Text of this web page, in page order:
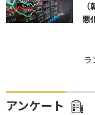
悪
ラ
アンケート